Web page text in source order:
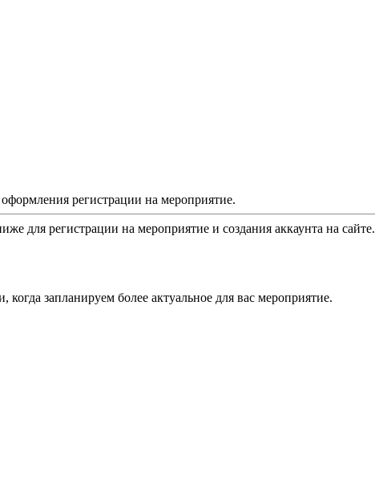
оформления регистрации на мероприятие.
для регистрации на мероприятие и создания аккаунта на сайте.
запланируем более актуальное для вас мероприятие.